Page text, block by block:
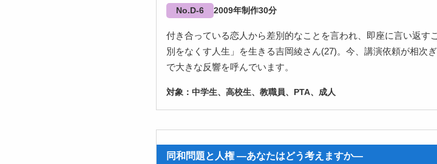
No.D-6 2009 30
付き合っている恋人から差別的なことを言われ、即座に言い返
別をなくす人生」を生きる吉岡綾さん(27)。今、講演依頼が相次
で大きな反響を呼んでいます。
中学生、高校生、教職員、PTA、成人
同和問題と人権 ―あなたはどう考えますか―